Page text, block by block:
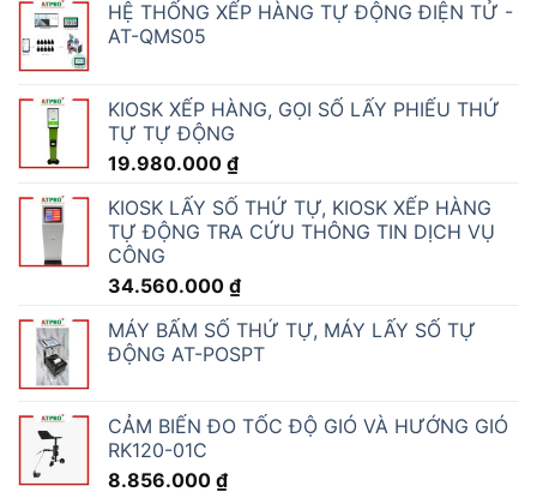
HỆ THỐNG XẾP HÀNG TỰ ĐỘNG ĐIỆN TỬ -
AT-QMS05
KIOSK XẾP HÀNG, GỌI SỐ LẤY PHIẾU THỨ
TỰ TỰ ĐỘNG
19.980.000 ₫
KIOSK LẤY SỐ THỨ TỰ, KIOSK XẾP HÀNG
TỰ ĐỘNG TRA CỨU THÔNG TIN DỊCH VỤ
CÔNG
34.560.000 ₫
MÁY BẤM SỐ THỨ TỰ, MÁY LẤY SỐ TỰ
ĐỘNG AT-POSPT
CẢM BIẾN ĐO TỐC ĐỘ GIÓ VÀ HƯỚNG GIÓ
RK120-01C
8.856.000 ₫